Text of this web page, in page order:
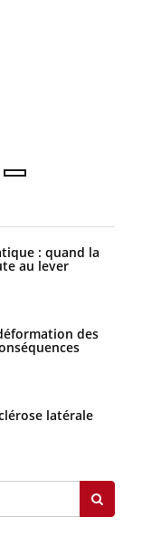
: quand la
au lever
des
latérale